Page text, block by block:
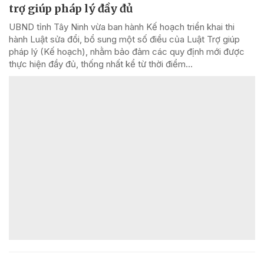
trợ giúp pháp lý đầy đủ
UBND tỉnh Tây Ninh vừa ban hành Kế hoạch triển khai thi
hành Luật sửa đổi, bổ sung một số điều của Luật Trợ giúp
pháp lý (Kế hoạch), nhằm bảo đảm các quy định mới được
thực hiện đầy đủ, thống nhất kể từ thời điểm...